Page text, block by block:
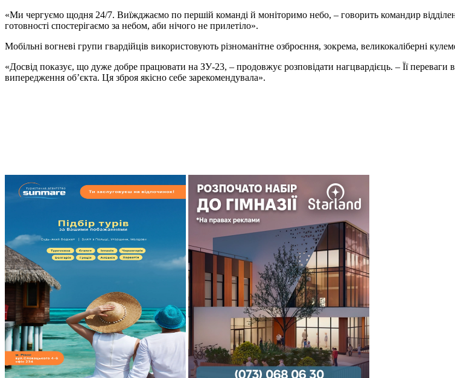
«Ми чергуємо щодня 24/7. Виїжджаємо по першій команді й моніторимо небо, – говорить командир
готовності спостерігаємо за небом, аби нічого не прилетіло».
Мобільні вогневі групи гвардійців використовують різноманітне озброєння, зокрема, великокаліберні
«Досвід показує, що дуже добре працювати на ЗУ-23, – продовжує розповідати нагцвардієць. – Її
випередження об’єкта. Ця зброя якісно себе зарекомендувала».